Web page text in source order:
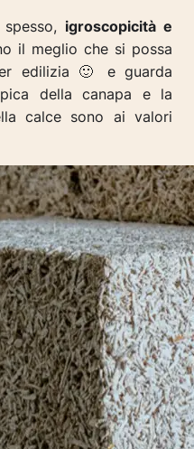
igroscopicità e
il meglio che si possa
edilizia 🙂 e guarda
della canapa e la
calce sono ai valori